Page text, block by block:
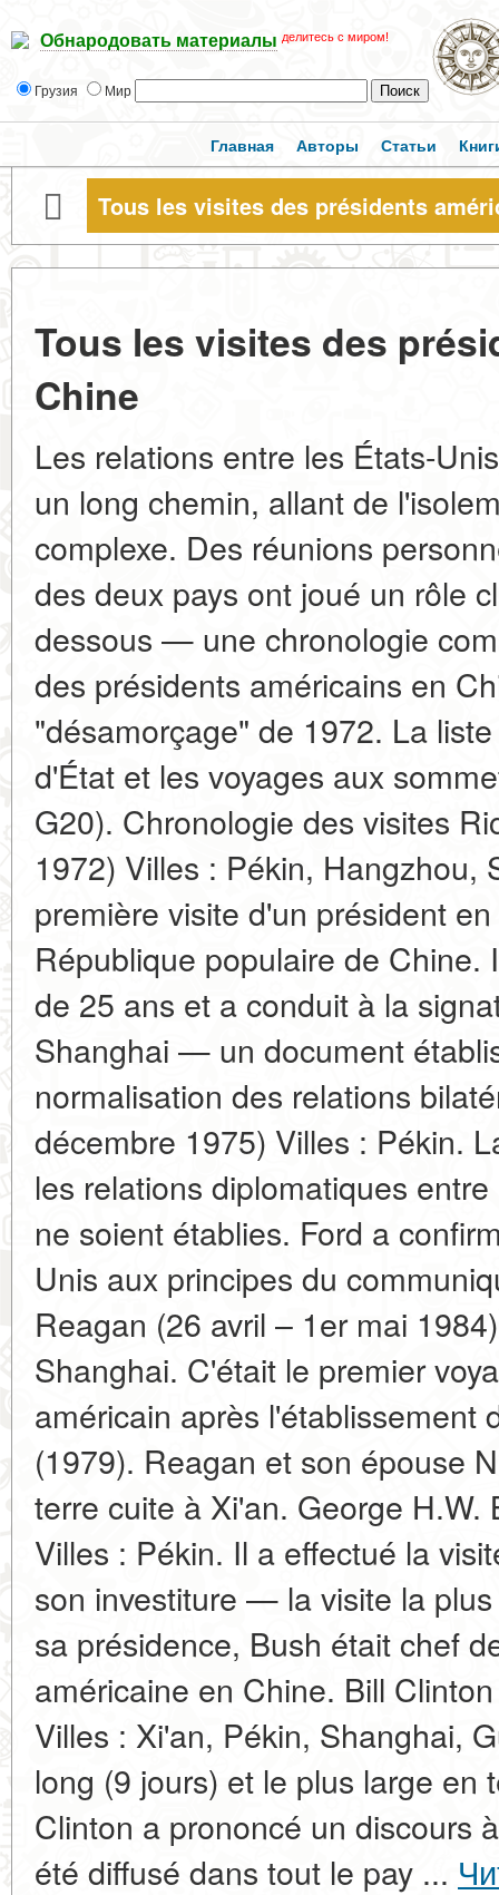
Обнародовать материалы делитесь с миром!
Грузия Мир
Главная Авторы Статьи
Tous les visites des présidents
Tous les visites des
Chine
Les relations entre les États-
un long chemin, allant de
complexe. Des réunions
des deux pays ont joué un rôle
dessous — une chronologie
des présidents américains en
"désamorçage" de 1972. La
d'État et les voyages aux
G20). Chronologie des visites
1972) Villes : Pékin, Hangzhou,
première visite d'un président
République populaire de
de 25 ans et a conduit à la
Shanghai — un document
normalisation des relations
décembre 1975) Villes : Pékin.
les relations diplomatiques
ne soient établies. Ford a
Unis aux principes du
Reagan (26 avril – 1er mai
Shanghai. C'était le premier
américain après l'établissement
(1979). Reagan et son épouse
terre cuite à Xi'an. George
Villes : Pékin. Il a effectué la
son investiture — la visite la
sa présidence, Bush était chef
américaine en Chine. Bill
Villes : Xi'an, Pékin, Shanghai,
long (9 jours) et le plus large en
Clinton a prononcé un discours
été diffusé dans tout le pay ...